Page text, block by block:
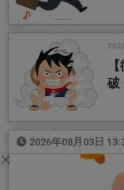
破
2026年08月03日